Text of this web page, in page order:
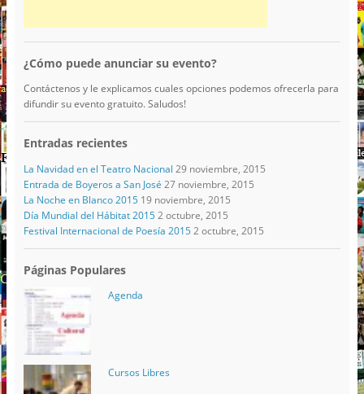
¿Cómo puede anunciar su evento?
Contáctenos y le explicamos cuales opciones podemos ofrecerla para
difundir su evento gratuito. Saludos!
Entradas recientes
La Navidad en el Teatro Nacional 29 noviembre, 2015
Entrada de Boyeros a San José 27 noviembre, 2015
La Noche en Blanco 2015 19 noviembre, 2015
Día Mundial del Hábitat 2015 2 octubre, 2015
Festival Internacional de Poesía 2015 2 octubre, 2015
Páginas Populares
Agenda
Cursos Libres